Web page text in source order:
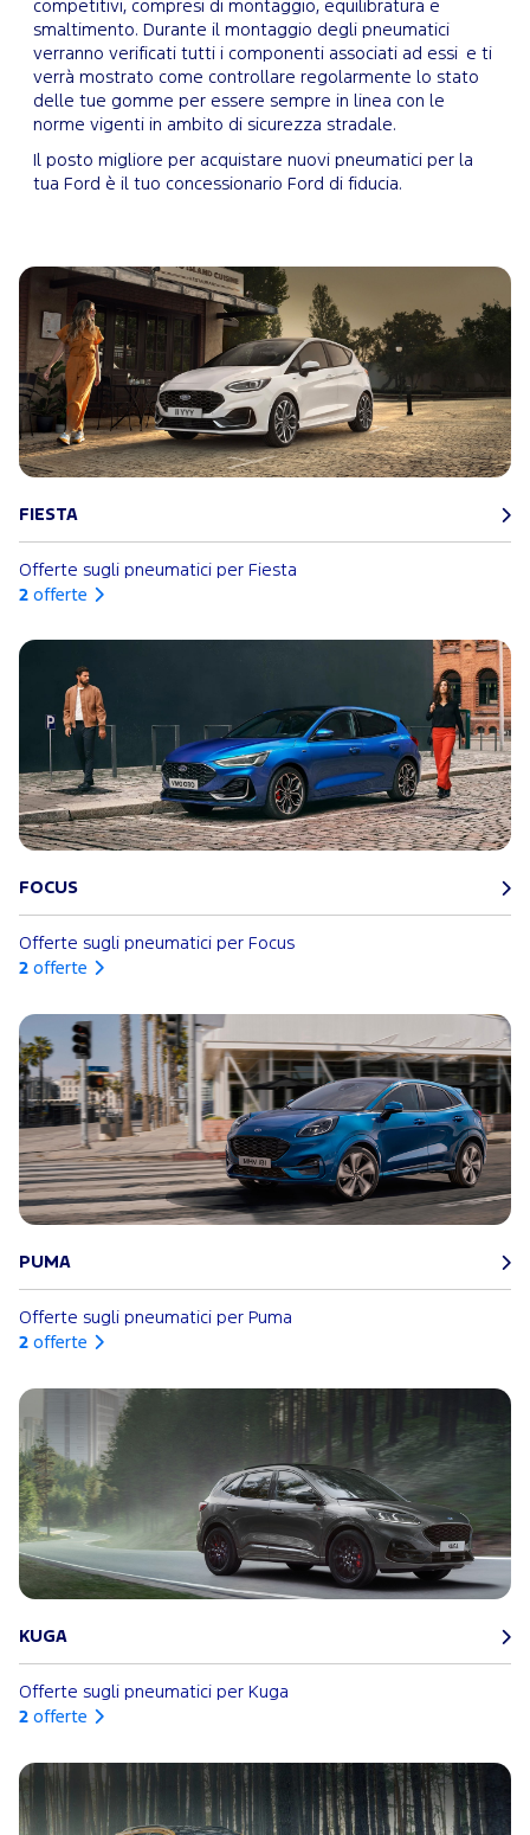
competitivi, compresi di montaggio, equilibratura e
smaltimento. Durante il montaggio degli pneumatici
verranno verificati tutti i componenti associati ad essi e ti
verrà mostrato come controllare regolarmente lo stato
delle tue gomme per essere sempre in linea con le
norme vigenti in ambito di sicurezza stradale.
Il posto migliore per acquistare nuovi pneumatici per la
tua Ford è il tuo concessionario Ford di fiducia.
FIESTA
Offerte sugli pneumatici per Fiesta
2 offerte
FOCUS
Offerte sugli pneumatici per Focus
2 offerte
PUMA
Offerte sugli pneumatici per Puma
2 offerte
KUGA
Offerte sugli pneumatici per Kuga
2 offerte